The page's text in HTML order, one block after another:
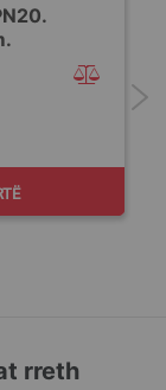
rreth